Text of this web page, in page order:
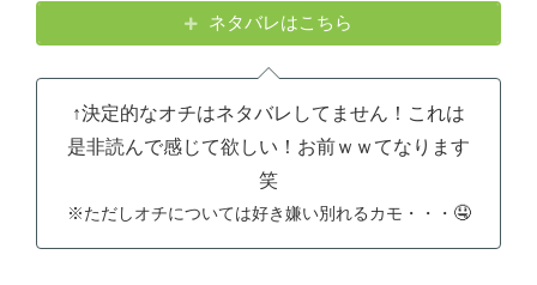
ネタバレはこちら
↑決定的なオチはネタバレしてません！これは
是非読んで感じて欲しい！お前ｗｗてなります
笑
※ただしオチについては好き嫌い別れる カモ ・・・ 🤤